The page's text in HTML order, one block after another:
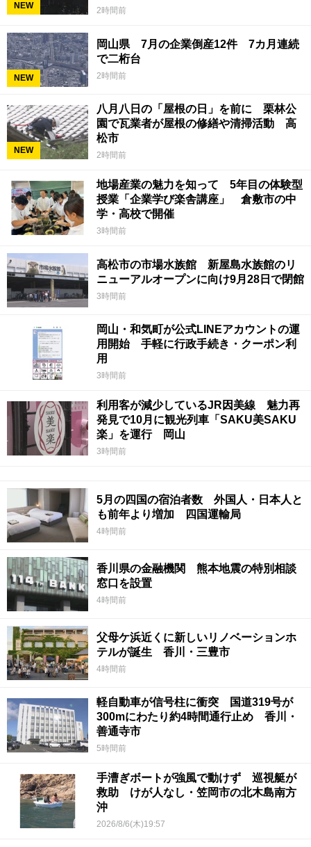
NEW 2時間前
NEW
岡山県 7月の企業倒産12件 7カ月連続
で二桁台
2時間前
NEW
八月八日の「屋根の日」を前に 栗林公
園で瓦業者が屋根の修繕や清掃活動 高
松市
2時間前
地場産業の魅力を知って 5年目の体験型
授業「企業学び楽舎講座」 倉敷市の中
学・高校で開催
3時間前
高松市の市場水族館 新屋島水族館のリ
ニューアルオープンに向け9月28日で閉館
3時間前
岡山・和気町が公式LINEアカウントの運
用開始 手軽に行政手続き・クーポン利
用
3時間前
利用客が減少しているJR因美線 魅力再
発見で10月に観光列車「SAKU美SAKU
楽」を運行 岡山
3時間前
5月の四国の宿泊者数 外国人・日本人と
も前年より増加 四国運輸局
4時間前
香川県の金融機関 熊本地震の特別相談
窓口を設置
4時間前
父母ケ浜近くに新しいリノベーションホ
テルが誕生 香川・三豊市
4時間前
軽自動車が信号柱に衝突 国道319号が
300mにわたり約4時間通行止め 香川・
善通寺市
5時間前
手漕ぎボートが強風で動けず 巡視艇が
救助 けが人なし・笠岡市の北木島南方
沖
2026/8/6(木)19:57